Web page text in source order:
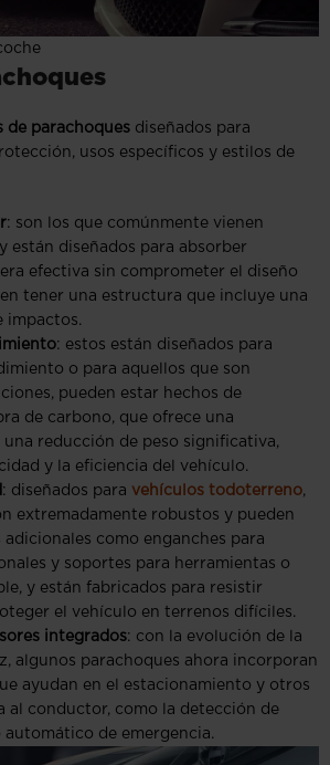
de parachoques diseñados para
usos específicos y estilos de
: son los que comúnmente vienen
están diseñados para absorber
efectiva sin comprometer el diseño
tener una estructura que incluye una
impactos.
: estos están diseñados para
o para aquellos que son
pueden estar hechos de
de carbono, que ofrece una
reducción de peso significativa,
y la eficiencia del vehículo.
: diseñados para vehículos todoterreno,
extremadamente robustos y pueden
como enganches para
y soportes para herramientas o
y están fabricados para resistir
el vehículo en terrenos difíciles.
integrados: con la evolución de la
algunos parachoques ahora incorporan
ayudan en el estacionamiento y otros
al conductor, como la detección de
automático de emergencia.